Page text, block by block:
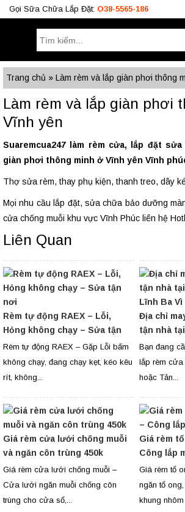
Gọi Sữa Chữa Lắp Đặt: O38-5565-186
Tìm
kiếm:
Công Trình BÁO GIÁ RÈM Tư Vấn
O38.5565.186
Trang chủ » Làm rèm và lắp giàn phơi thông
Làm rèm và lắp giàn phơi
Vĩnh yên
Suaremcua247 làm rèm cửa, lắp đặt
giàn phơi thông minh ở Vĩnh yên Vĩnh
Thợ sửa rèm, thay phụ kiện, thanh treo, dây
Mọi nhu cầu lắp đặt, sửa chữa bảo dưỡng
cửa chống muỗi khu vực Vĩnh Phúc liên hệ
Liên Quan
Rèm tự động RAEX – Lỗi,
Hỏng không chạy – Sửa tận
nơi
Rèm tự động RAEX – Gặp Lỗi bấm
không chạy, đang chạy kẹt, kéo kêu
rít, không...
Địa chỉ
tận nhà
Lĩnh Ba Vì
Bạn đang
lắp rèm cửa
hoặc Tản...
Giá rèm cửa lưới chống muỗi
và ngăn côn trùng 450k
Giá rèm cửa lưới chống muỗi –
Cửa lưới ngăn muỗi chống côn
trùng cho cửa sổ,...
Giá rèm
Công lắp
Giá rèm tổ
ngăn tổ
khung